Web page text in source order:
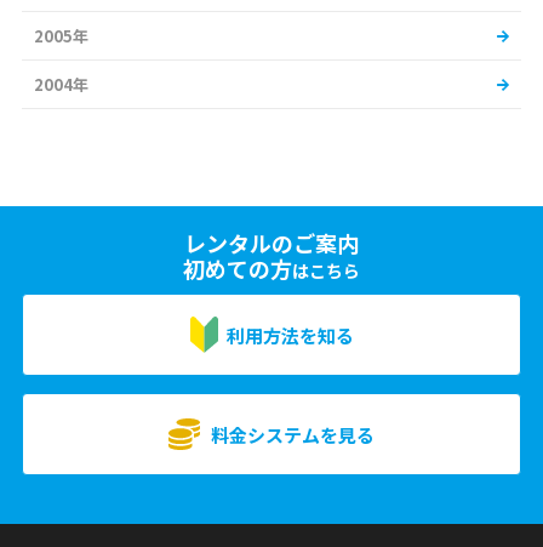
2005年
2004年
レンタルのご案内
初めての方はこちら
利用方法を知る
料金システムを見る